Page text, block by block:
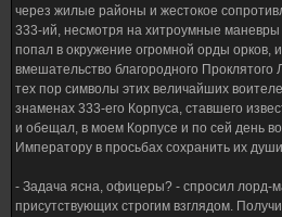
через жилые районы и жестокое
333-ий, несмотря на хитроумные маневры
попал в окружение огромной орды орков,
вмешательство благородного
тех пор символы этих величайших
знаменах 333-его Корпуса, ставшего
и обещал, в моем Корпусе и по сей день
Императору в просьбах сохранить их
- Задача ясна, офицеры? - спросил лорд-
присутствующих строгим взглядом.